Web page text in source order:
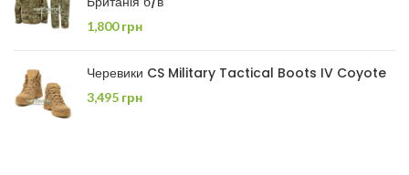
1,800грн
Черевики CS Military Tactical Boots IV Coyote
3,495 грн